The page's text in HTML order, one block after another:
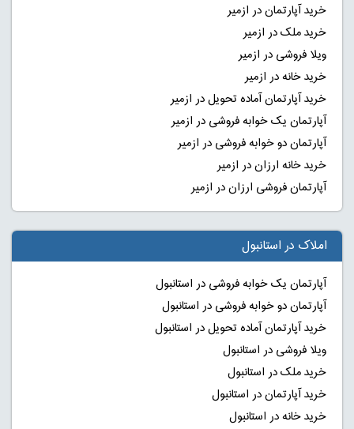
خرید آپارتمان در ازمیر
خرید ملک در ازمیر
ویلا فروشی در ازمیر
خرید خانه در ازمیر
خرید آپارتمان آماده تحویل در ازمیر
آپارتمان یک خوابه فروشی در ازمیر
آپارتمان دو خوابه فروشی در ازمیر
خرید خانه ارزان در ازمیر
آپارتمان فروشی ارزان در ازمیر
املاک در استانبول
آپارتمان یک خوابه فروشی در استانبول
آپارتمان دو خوابه فروشی در استانبول
خرید آپارتمان آماده تحویل در استانبول
ویلا فروشی در استانبول
خرید ملک در استانبول
خرید آپارتمان در استانبول
خرید خانه در استانبول